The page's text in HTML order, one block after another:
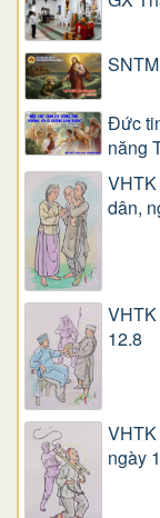
Đức
năng
dân,
12.8
ngày